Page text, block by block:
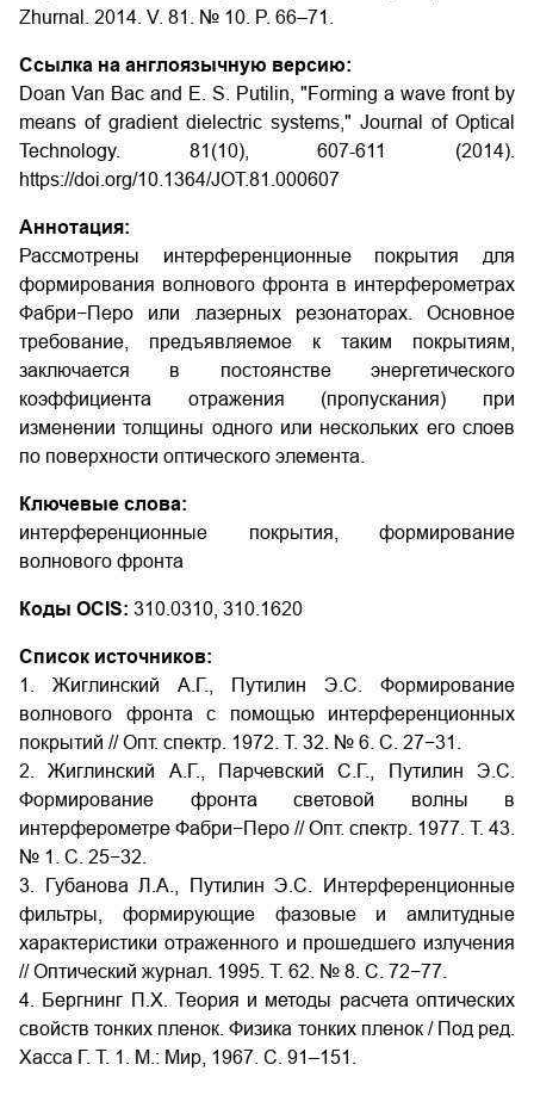
Zhurnal. 2014. V. 81. № 10. P. 66–71.
Ссылка на англоязычную версию:
Doan Van Bac and E. S. Putilin, "Forming a wave front by
means of gradient dielectric systems," Journal of Optical
Technology. 81(10), 607-611 (2014).
https://doi.org/10.1364/JOT.81.000607
Аннотация:
Рассмотрены интерференционные покрытия для
формирования волнового фронта в интерферометрах
Фабри−Перо или лазерных резонаторах. Основное
требование, предъявляемое к таким покрытиям,
заключается в постоянстве энергетического
коэффициента отражения (пропускания) при
изменении толщины одного или нескольких его слоев
по поверхности оптического элемента.
Ключевые слова:
интерференционные покрытия, формирование
волнового фронта
Коды OCIS: 310.0310, 310.1620
Список источников:
1. Жиглинский А.Г., Путилин Э.С. Формирование
волнового фронта с помощью интерференционных
покрытий // Опт. спектр. 1972. Т. 32. № 6. С. 27−31.
2. Жиглинский А.Г., Парчевский С.Г., Путилин Э.С.
Формирование фронта световой волны в
интерферометре Фабри−Перо // Опт. спектр. 1977. Т. 43.
№ 1. С. 25−32.
3. Губанова Л.А., Путилин Э.С. Интерференционные
фильтры, формирующие фазовые и амлитудные
характеристики отраженного и прошедшего излучения
// Оптический журнал. 1995. Т. 62. № 8. С. 72−77.
4. Бергнинг П.Х. Теория и методы расчета оптических
свойств тонких пленок. Физика тонких пленок / Под ред.
Хасса Г. Т. 1. М.: Мир, 1967. С. 91–151.